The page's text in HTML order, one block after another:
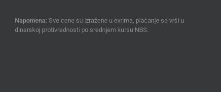
Napomena: Sve cene su izražene u evrima, plaćanje se vrši u
dinarskoj protivrednosti po srednjem kursu NBS.